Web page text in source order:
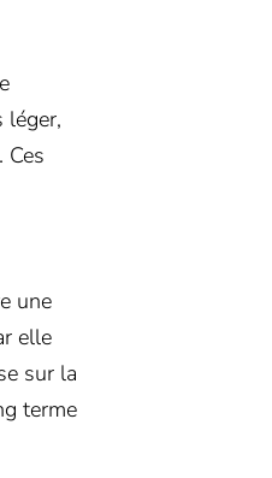
léger,
une
elle
sur la
terme